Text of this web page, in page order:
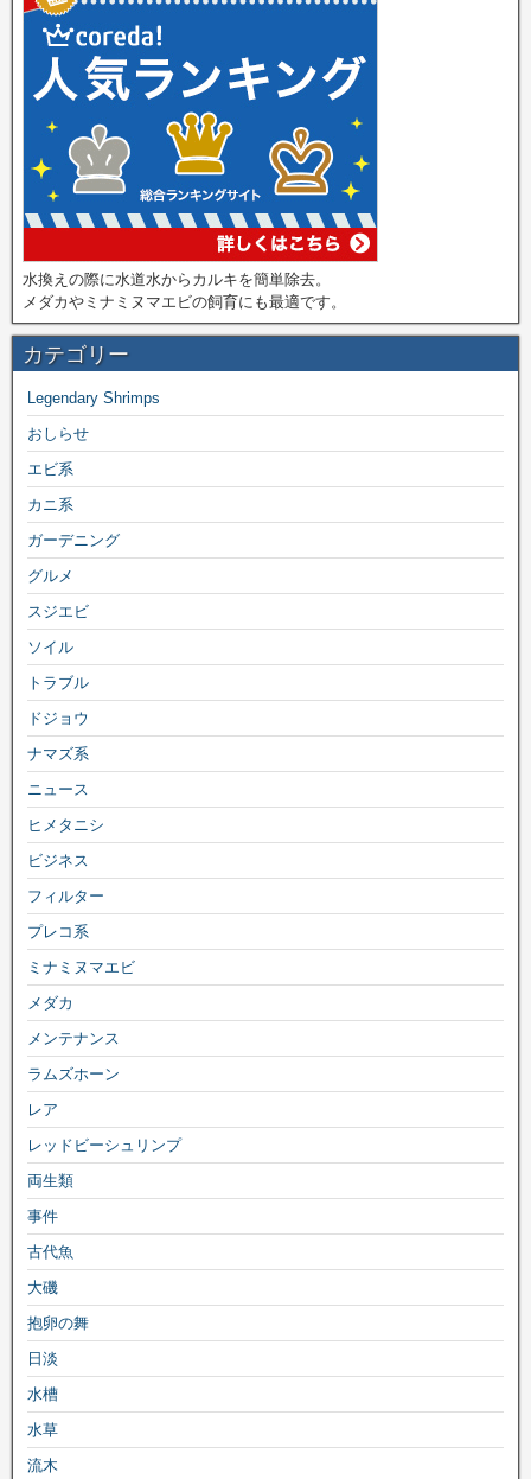
水換えの際に水道水からカルキを簡単除去。
メダカやミナミヌマエビの飼育にも最適です。
カテゴリー
Legendary Shrimps
おしらせ
エビ系
カニ系
ガーデニング
グルメ
スジエビ
ソイル
トラブル
ドジョウ
ナマズ系
ニュース
ヒメタニシ
ビジネス
フィルター
プレコ系
ミナミヌマエビ
メダカ
メンテナンス
ラムズホーン
レア
レッドビーシュリンプ
両生類
事件
古代魚
大磯
抱卵の舞
日淡
水槽
水草
流木